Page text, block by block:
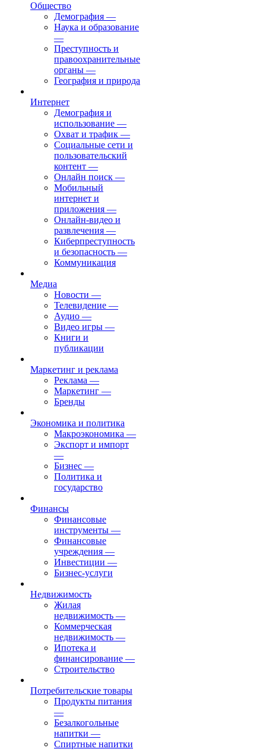
Общество
Демография —
Наука и образование
—
Преступность и
правоохранительные
органы —
География и природа
Интернет
Демография и
использование —
Охват и трафик —
Социальные сети и
пользовательский
контент —
Онлайн поиск —
Мобильный
интернет и
приложения —
Онлайн-видео и
развлечения —
Киберпреступность
и безопасность —
Коммуникация
Медиа
Новости —
Телевидение —
Аудио —
Видео игры —
Книги и
публикации
Маркетинг и реклама
Реклама —
Маркетинг —
Бренды
Экономика и политика
Макроэкономика —
Экспорт и импорт
—
Бизнес —
Политика и
государство
Финансы
Финансовые
инструменты —
Финансовые
учреждения —
Инвестиции —
Бизнес-услуги
Недвижимость
Жилая
недвижимость —
Коммерческая
недвижимость —
Ипотека и
финансирование —
Строительство
Потребительские товары
Продукты питания
—
Безалкогольные
напитки —
Спиртные напитки